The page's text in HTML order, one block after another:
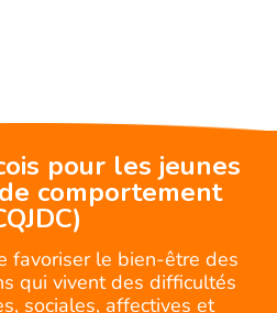
pour les jeunes
comportement
favoriser le bien-être des
qui vivent des difficultés
sociales, affectives et